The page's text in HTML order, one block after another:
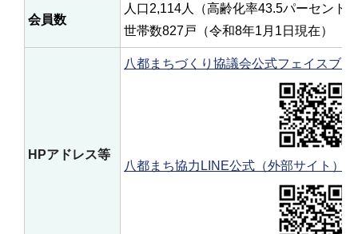
会員数
人口2,114人（高齢化率43.5パーセント
世帯数827戸（令和8年1月1日現在）
HPアドレス等
八都まちづくり協議会公式フェイスブ
八都まち協力LINE公式（外部サイト）